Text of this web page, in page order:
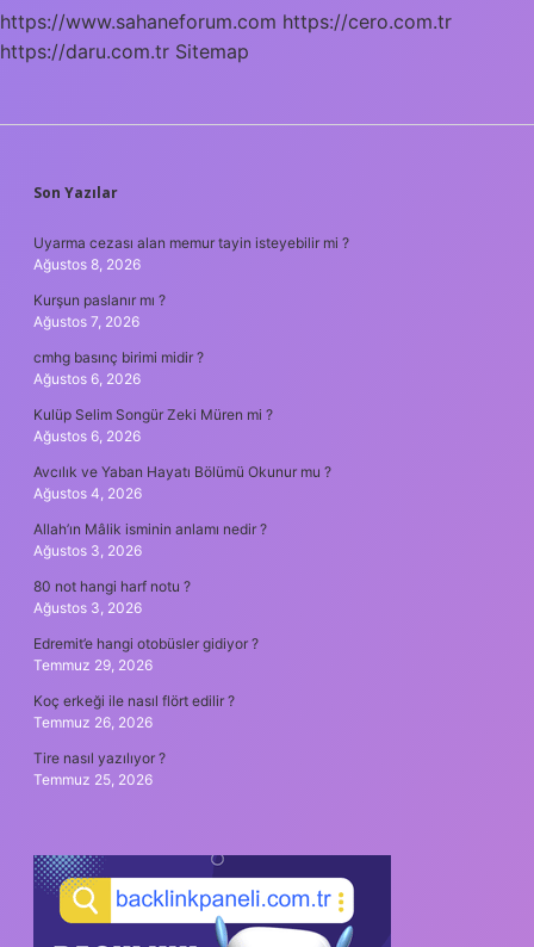
https://www.sahaneforum.com https://cero.com.tr
https://daru.com.tr Sitemap
SIDEBAR
Son Yazılar
Uyarma cezası alan memur tayin isteyebilir mi ?
Ağustos 8, 2026
Kurşun paslanır mı ?
Ağustos 7, 2026
cmhg basınç birimi midir ?
Ağustos 6, 2026
Kulüp Selim Songür Zeki Müren mi ?
Ağustos 6, 2026
Avcılık ve Yaban Hayatı Bölümü Okunur mu ?
Ağustos 4, 2026
Allah’ın Mâlik isminin anlamı nedir ?
Ağustos 3, 2026
80 not hangi harf notu ?
Ağustos 3, 2026
Edremit’e hangi otobüsler gidiyor ?
Temmuz 29, 2026
Koç erkeği ile nasıl flört edilir ?
Temmuz 26, 2026
Tire nasıl yazılıyor ?
Temmuz 25, 2026